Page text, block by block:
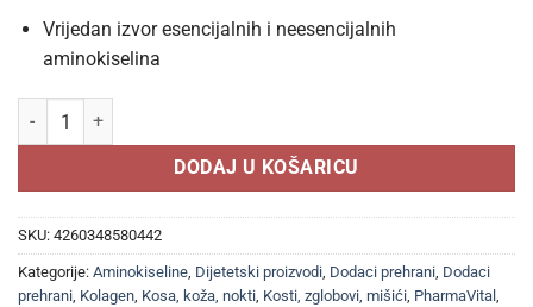
Vrijedan izvor esencijalnih i neesencijalnih
aminokiselina
PHARMAVITAL ALPHA PEPTIDE COLLAGEN bočice 50x25ml,
DODAJ U KOŠARICU
SKU: 4260348580442
Kategorije: Aminokiseline, Dijetetski proizvodi, Dodaci prehrani, Dodaci
prehrani, Kolagen, Kosa, koža, nokti, Kosti, zglobovi, mišići, PharmaVital ,